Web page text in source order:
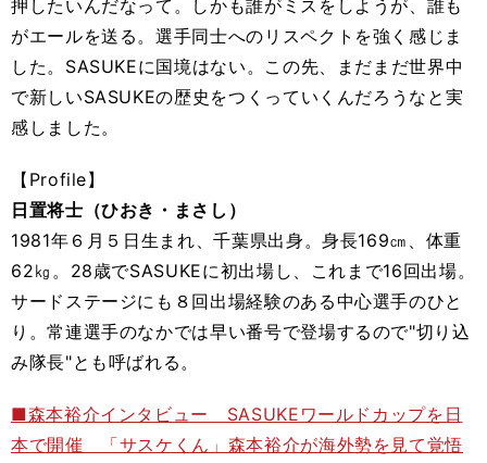
押したいんだなって。しかも誰がミスをしようが、誰も
がエールを送る。選手同士へのリスペクトを強く感じま
した。SASUKEに国境はない。この先、まだまだ世界中
で新しいSASUKEの歴史をつくっていくんだろうなと実
感しました。
【Profile】
日置将士（ひおき・まさし）
1981年６月５日生まれ、千葉県出身。身長169㎝、体重
62㎏。28歳でSASUKEに初出場し、これまで16回出場。
サードステージにも８回出場経験のある中心選手のひと
り。常連選手のなかでは早い番号で登場するので"切り込
み隊長"とも呼ばれる。
■森本裕介インタビュー SASUKEワールドカップを日
本で開催 「サスケくん」森本裕介が海外勢を見て覚悟